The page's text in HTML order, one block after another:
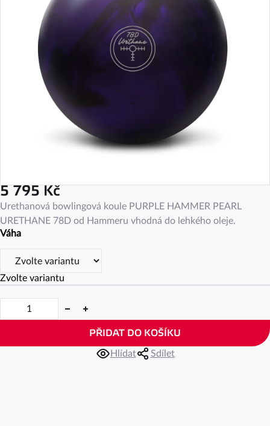
5 795 Kč
Měrná
cena:
Zvolte variantu
Váha
PŘIDAT DO KOŠÍKU
Urethanová bowlingová koule PURPLE HAMMER PEARL
URETHANE 78D od Hammeru vhodná do lehkého oleje.
Hlídat Sdílet